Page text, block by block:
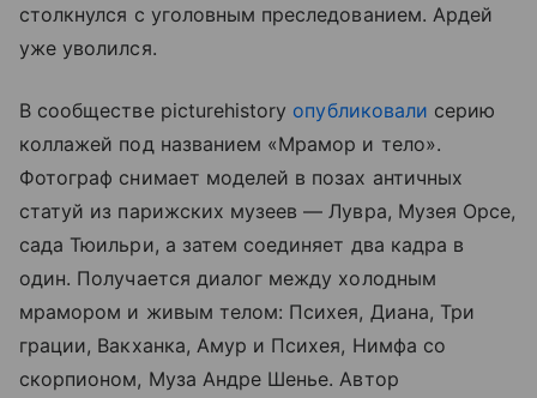
столкнулся с уголовным преследованием. Ардей
уже уволился.
В сообществе picturehistory опубликовали серию
коллажей под названием «Мрамор и тело».
Фотограф снимает моделей в позах античных
статуй из парижских музеев — Лувра, Музея Орсе,
сада Тюильри, а затем соединяет два кадра в
один. Получается диалог между холодным
мрамором и живым телом: Психея, Диана, Три
грации, Вакханка, Амур и Психея, Нимфа со
скорпионом, Муза Андре Шенье. Автор